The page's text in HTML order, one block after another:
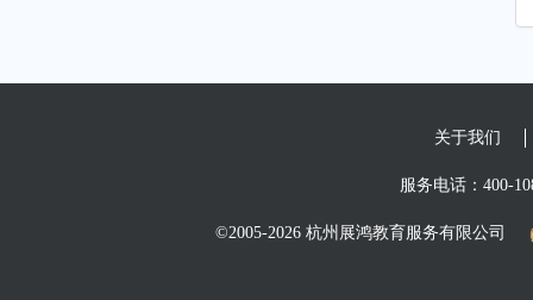
关于我们
服务电话：400-
©2005-2026 杭州展鸿教育服务有限公司